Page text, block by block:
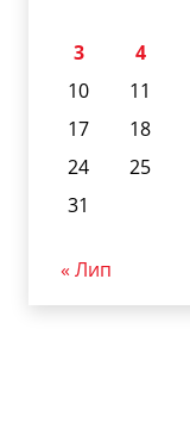
3
4
10
11
17
18
24
25
31
« Лип